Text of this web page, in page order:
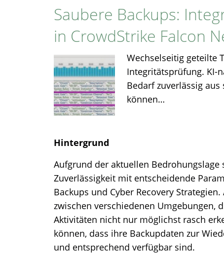
Saubere Backups:
in CrowdStrike Falcon
Wechselseitig geteilte
Integritätsprüfung. KI-
Bedarf zuverlässig
können…
Hintergrund
Aufgrund der aktuellen
Zuverlässigkeit mit entscheidende
Backups und Cyber Recovery
zwischen verschiedenen Umgebungen,
Aktivitäten nicht nur möglichst rasch
können, dass ihre Backupdaten zur
und entsprechend verfügbar sind.